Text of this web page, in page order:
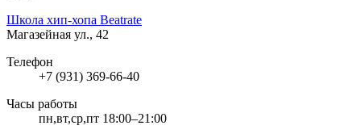
Школа хип-хопа Beatrate
Магазейная ул., 42
Телефон
+7 (931) 369-66-40
Часы работы
пн,вт,ср,пт 18:00–21:00